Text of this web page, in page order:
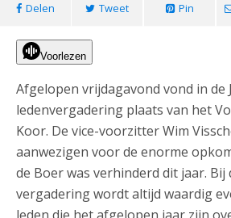
Delen Tweet Pin
Voorlezen
Afgelopen vrijdagavond vond in de
ledenvergadering plaats van het
Koor. De vice-voorzitter Wim
aanwezigen voor de enorme
de Boer was verhinderd dit jaar. Bij
vergadering wordt altijd waardig